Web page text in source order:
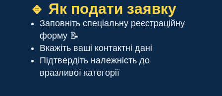
🔹 Як подати заявку
Заповніть спеціальну реєстраційну
форму 📝
Вкажіть ваші контактні дані
Підтвердіть належність до
вразливої категорії